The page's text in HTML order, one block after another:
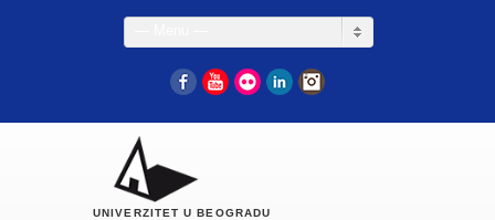
FacebookYouTube
Flickr LinkedIn
UNIVERZITET U BEOGRADU